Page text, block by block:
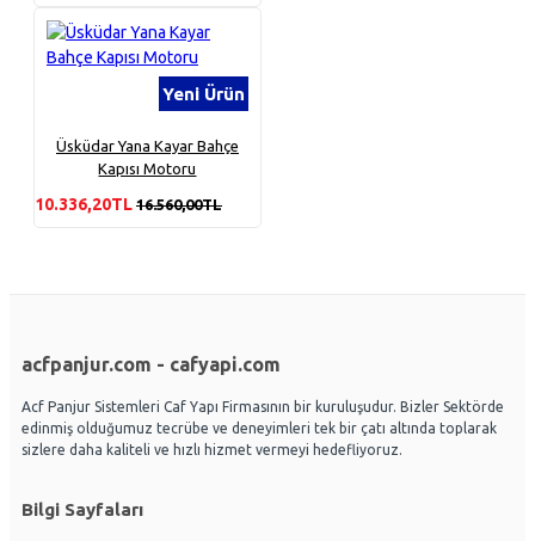
Yeni Ürün
Üsküdar Yana Kayar Bahçe
Kapısı Motoru
10.336,20TL 16.560,00TL
acfpanjur.com - cafyapi.com
Acf Panjur Sistemleri Caf Yapı Firmasının bir kuruluşudur. Bizler Sektörde
edinmiş olduğumuz tecrübe ve deneyimleri tek bir çatı altında toplarak
sizlere daha kaliteli ve hızlı hizmet vermeyi hedefliyoruz.
Bilgi Sayfaları